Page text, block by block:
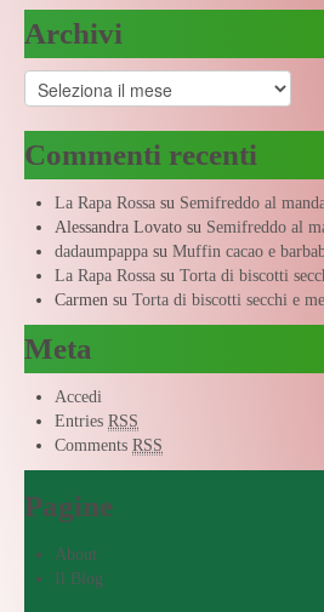
Archivi
Archivi
Commenti recenti
La Rapa Rossa su Semifreddo al
Alessandra Lovato su Semifreddo al
dadaumpappa su Muffin cacao e
La Rapa Rossa su Torta di biscotti
Carmen su Torta di biscotti secchi e
Meta
Accedi
Entries RSS
Comments RSS
Pagine
About
Il Blog